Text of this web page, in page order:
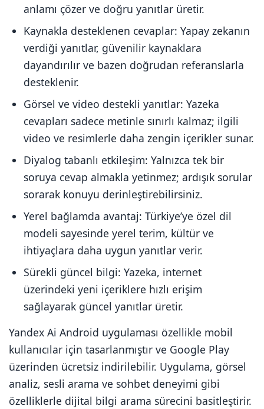
anlamı çözer ve doğru yanıtlar üretir.
Kaynakla desteklenen cevaplar: Yapay zekanın
verdiği yanıtlar, güvenilir kaynaklara
dayandırılır ve bazen doğrudan referanslarla
desteklenir.
Görsel ve video destekli yanıtlar: Yazeka
cevapları sadece metinle sınırlı kalmaz; ilgili
video ve resimlerle daha zengin içerikler sunar.
Diyalog tabanlı etkileşim: Yalnızca tek bir
soruya cevap almakla yetinmez; ardışık sorular
sorarak konuyu derinleştirebilirsiniz.
Yerel bağlamda avantaj: Türkiye’ye özel dil
modeli sayesinde yerel terim, kültür ve
ihtiyaçlara daha uygun yanıtlar verir.
Sürekli güncel bilgi: Yazeka, internet
üzerindeki yeni içeriklere hızlı erişim
sağlayarak güncel yanıtlar üretir.
Yandex Ai Android uygulaması özellikle mobil
kullanıcılar için tasarlanmıştır ve Google Play
üzerinden ücretsiz indirilebilir. Uygulama, görsel
analiz, sesli arama ve sohbet deneyimi gibi
özelliklerle dijital bilgi arama sürecini basitleştirir.